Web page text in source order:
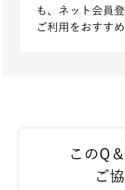
も、ネット会員
ご利用をおすすめ
このQ
ご